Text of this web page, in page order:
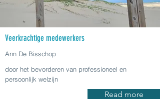
Veerkrachtige medewerkers
Ann De Bisschop
door het bevorderen van professioneel en
persoonlijk welzijn
Read more